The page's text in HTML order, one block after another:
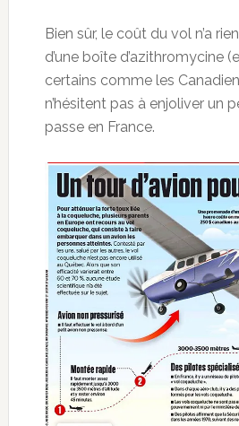
Bien sûr, le coût du vol n’a
d’une boîte d’azithromycine
certains comme les
n’hésitent pas à enjoliver un
passe en France.